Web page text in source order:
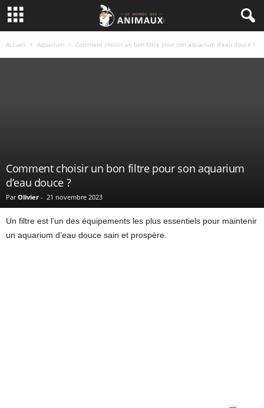
Accueil Aquarium Comment choisir un bon filtre pour son aquarium d’eau douce ?
Comment choisir un bon filtre pour son aquarium
d’eau douce ?
Par Olivier - 21 novembre 2023
Un filtre est l’un des équipements les plus essentiels pour maintenir
un aquarium d’eau douce sain et prospère.